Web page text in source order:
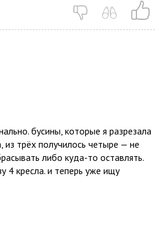
бусины, которые я разрезала
из трёх получилось четыре — не
либо куда-то оставлять.
4 кресла. и теперь уже ищу